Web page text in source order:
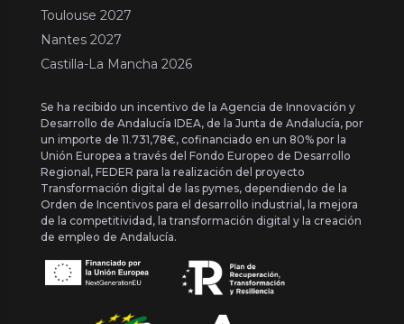
Toulouse 2027
Nantes 2027
Castilla-La Mancha 2026
Se ha recibido un incentivo de la Agencia de Innovación y
Desarrollo de Andalucía IDEA, de la Junta de Andalucía, por
un importe de 11.731,78€, cofinanciado en un 80% por la
Unión Europea a través del Fondo Europeo de Desarrollo
Regional, FEDER para la realización del proyecto
Transformación digital de las pymes, dependiendo de la
Orden de Incentivos para el desarrollo industrial, la mejora
de la competitividad, la transformación digital y la creación
de empleo de Andalucía.